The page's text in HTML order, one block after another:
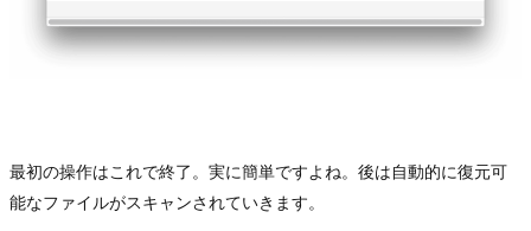
最初の操作はこれで終了。実に簡単ですよね。後は自動的に復元可
能なファイルがスキャンされていきます。